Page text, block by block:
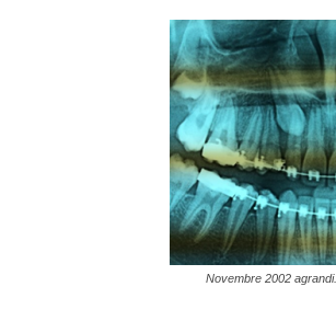
Novembre 2002 agrandi.